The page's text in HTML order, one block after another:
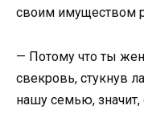
своим имуществом
— Потому что ты
свекровь, стукнув
нашу семью, значит,